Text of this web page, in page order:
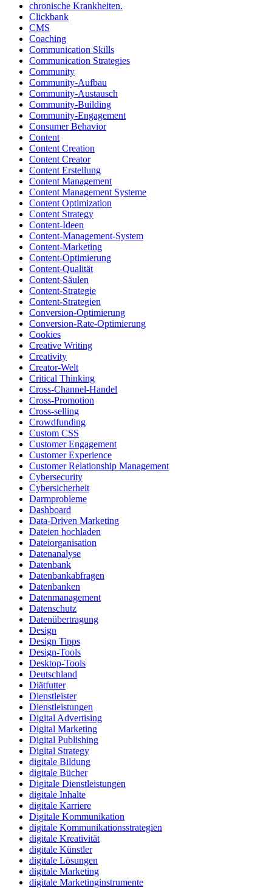
chronische Krankheiten.
Clickbank
CMS
Coaching
Communication Skills
Communication Strategies
Community
Community-Aufbau
Community-Austausch
Community-Building
Community-Engagement
Consumer Behavior
Content
Content Creation
Content Creator
Content Erstellung
Content Management
Content Management Systeme
Content Optimization
Content Strategy
Content-Ideen
Content-Management-System
Content-Marketing
Content-Optimierung
Content-Qualität
Content-Säulen
Content-Strategie
Content-Strategien
Conversion-Optimierung
Conversion-Rate-Optimierung
Cookies
Creative Writing
Creativity
Creator-Welt
Critical Thinking
Cross-Channel-Handel
Cross-Promotion
Cross-selling
Crowdfunding
Custom CSS
Customer Engagement
Customer Experience
Customer Relationship Management
Cybersecurity
Cybersicherheit
Darmprobleme
Dashboard
Data-Driven Marketing
Dateien hochladen
Dateiorganisation
Datenanalyse
Datenbank
Datenbankabfragen
Datenbanken
Datenmanagement
Datenschutz
Datenübertragung
Design
Design Tipps
Design-Tools
Desktop-Tools
Deutschland
Diätfutter
Dienstleister
Dienstleistungen
Digital Advertising
Digital Marketing
Digital Publishing
Digital Strategy
digitale Bildung
digitale Bücher
Digitale Dienstleistungen
digitale Inhalte
digitale Karriere
Digitale Kommunikation
digitale Kommunikationsstrategien
digitale Kreativität
digitale Künstler
digitale Lösungen
digitale Marketing
digitale Marketinginstrumente